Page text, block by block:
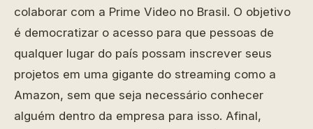
colaborar com a Prime Video no Brasil. O objetivo
é democratizar o acesso para que pessoas de
qualquer lugar do país possam inscrever seus
projetos em uma gigante do streaming como a
Amazon, sem que seja necessário conhecer
alguém dentro da empresa para isso. Afinal,